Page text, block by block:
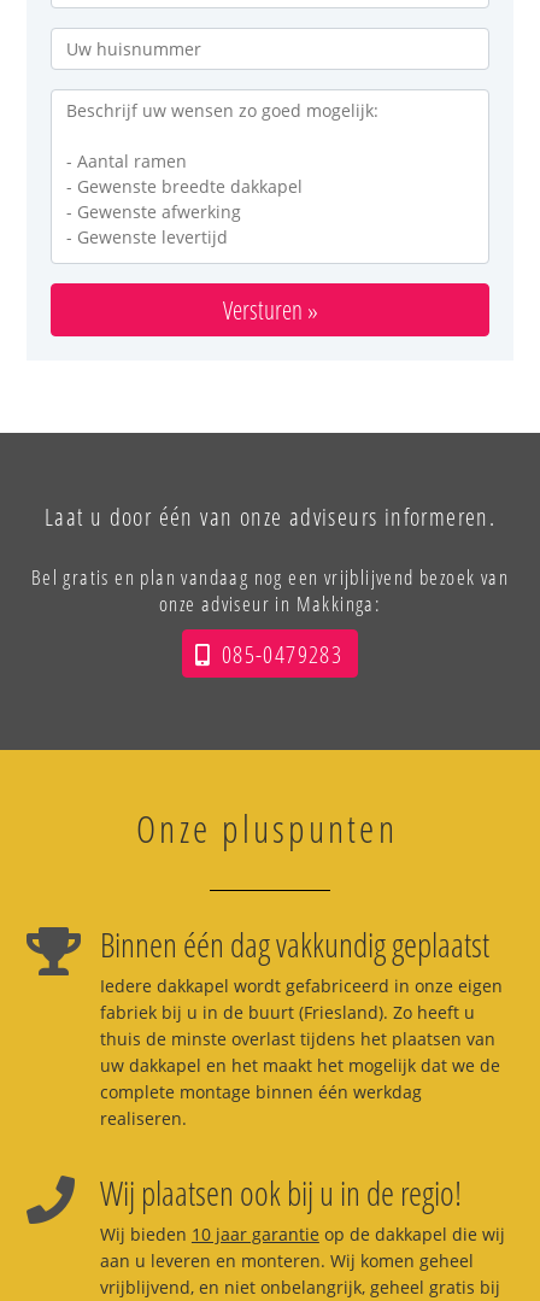
Versturen »
Laat u door één van onze adviseurs informeren.
Bel gratis en plan vandaag nog een vrijblijvend bezoek van
onze adviseur in Makkinga:
085-0479283
Onze pluspunten
Binnen één dag vakkundig geplaatst
Iedere dakkapel wordt gefabriceerd in onze eigen
fabriek bij u in de buurt (Friesland). Zo heeft u
thuis de minste overlast tijdens het plaatsen van
uw dakkapel en het maakt het mogelijk dat we de
complete montage binnen één werkdag
realiseren.
Wij plaatsen ook bij u in de regio!
Wij bieden 10 jaar garantie op de dakkapel die wij
aan u leveren en monteren. Wij komen geheel
vrijblijvend, en niet onbelangrijk, geheel gratis bij